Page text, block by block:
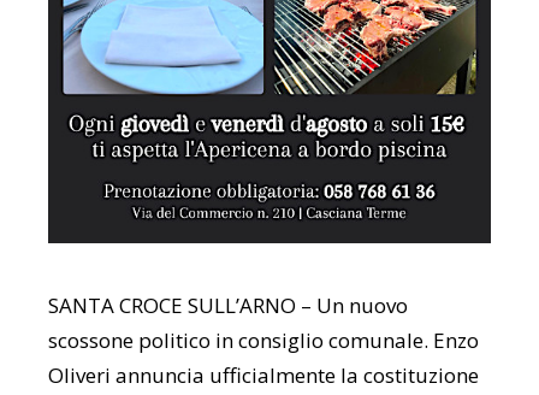
SANTA CROCE SULL’ARNO – Un nuovo
scossone politico in consiglio comunale. Enzo
Oliveri annuncia ufficialmente la costituzione